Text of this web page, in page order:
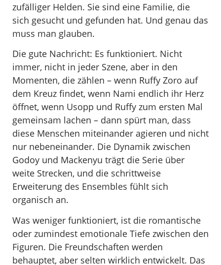
zufälliger Helden. Sie sind eine Familie, die
sich gesucht und gefunden hat. Und genau das
muss man glauben.
Die gute Nachricht: Es funktioniert. Nicht
immer, nicht in jeder Szene, aber in den
Momenten, die zählen – wenn Ruffy Zoro auf
dem Kreuz findet, wenn Nami endlich ihr Herz
öffnet, wenn Usopp und Ruffy zum ersten Mal
gemeinsam lachen – dann spürt man, dass
diese Menschen miteinander agieren und nicht
nur nebeneinander. Die Dynamik zwischen
Godoy und Mackenyu trägt die Serie über
weite Strecken, und die schrittweise
Erweiterung des Ensembles fühlt sich
organisch an.
Was weniger funktioniert, ist die romantische
oder zumindest emotionale Tiefe zwischen den
Figuren. Die Freundschaften werden
behauptet, aber selten wirklich entwickelt. Das